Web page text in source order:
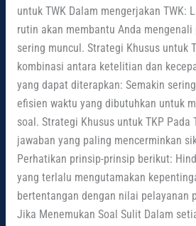
untuk TWK Dalam mengerjakan TWK:
rutin akan membantu Anda
sering muncul. Strategi Khusus untuk
kombinasi antara ketelitian dan
yang dapat diterapkan: Semakin
efisien waktu yang dibutuhkan untuk
soal. Strategi Khusus untuk TKP Pada
jawaban yang paling mencerminkan
Perhatikan prinsip-prinsip berikut:
yang terlalu mengutamakan
bertentangan dengan nilai pelayanan
Jika Menemukan Soal Sulit Dalam